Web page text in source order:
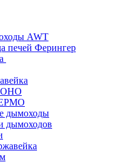
AWT
печей Ферингер
дымоходы
дымоходов